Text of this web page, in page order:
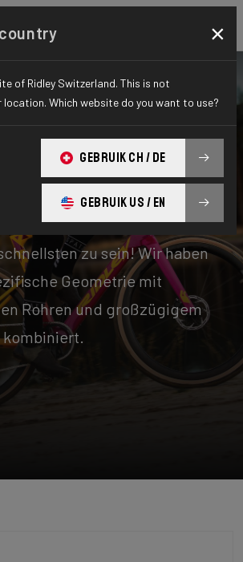
Gravel Bikes sind darauf
zu sein! Wir haben
Geometrie mit
Rohren und großzügigem
×
of Ridley Switzerland. This is not
Which website do you want to use?
GEBRUIK CH / DE
GEBRUIK US / EN